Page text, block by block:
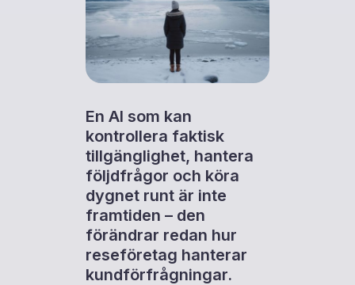
En AI som kan
kontrollera faktisk
tillgänglighet, hantera
följdfrågor och köra
dygnet runt är inte
framtiden – den
förändrar redan hur
reseföretag hanterar
kundförfrågningar.